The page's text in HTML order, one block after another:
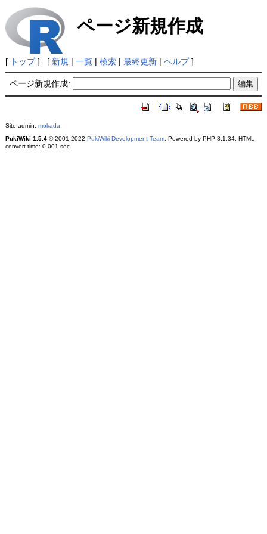
ページ新規作成
[ トップ] [ 新規 | 一覧| 検索| 最終更新| ヘルプ]
ページ新規作成:
Site admin: mokada
PukiWiki 1.5.4© 2001-2022 PukiWiki Development Team. Powered by PHP 8.1.34. HTML
convert time: 0.001 sec.